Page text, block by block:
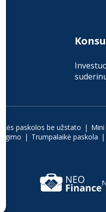
paskolos be užstato
Trumpalaikė paskola